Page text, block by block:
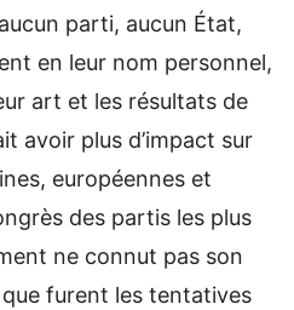
parti, aucun État,
en leur nom personnel,
art et les résultats de
avoir plus d’impact sur
européennes et
des partis les plus
ne connut pas son
furent les tentatives